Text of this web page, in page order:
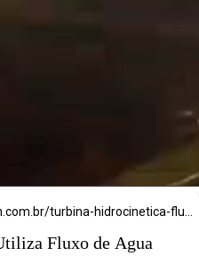
https://ekkogreen.com.br/turbina-hidrocinetica-fluxo-agua/?utm_source=google&utm_medium=discover&utm_campaign=web-stories&utm_term=energia-limpa
Fluxo de Água